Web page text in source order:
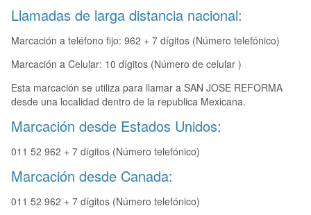
Llamadas de larga distancia nacional:
Marcación a teléfono fijo: 962 + 7 dígitos (Número telefónico)
Marcación a Celular: 10 dígitos (Número de celular )
Esta marcación se utiliza para llamar a SAN JOSE REFORMA
desde una localidad dentro de la republica Mexicana.
Marcación desde Estados Unidos:
011 52 962 + 7 dígitos (Número telefónico)
Marcación desde Canada:
011 52 962 + 7 dígitos (Número telefónico)